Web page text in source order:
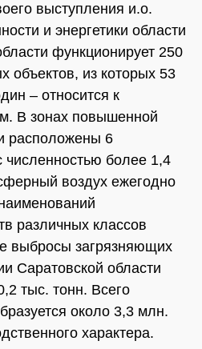
выступления и.о.
и энергетики области
функционирует 250
объектов, из которых 53
– относится к
В зонах повышенной
расположены 6
численностью более 1,4
воздух ежегодно
различных классов
выбросы загрязняющих
Саратовской области
тыс. тонн. Всего
около 3,3 млн.
характера.